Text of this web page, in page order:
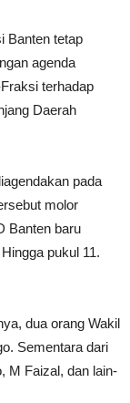
Banten tetap
agenda
terhadap
Daerah
pada
molor
Banten baru
pukul 11.
dua orang Wakil
Sementara dari
M Faizal, dan lain-